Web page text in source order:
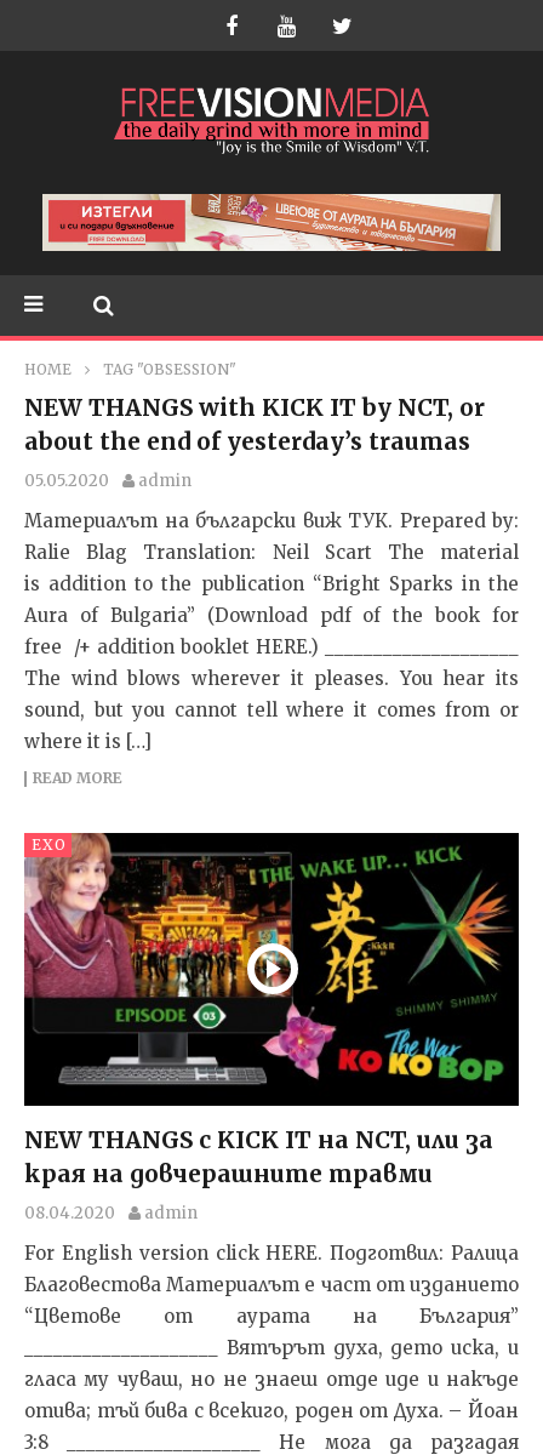
HOME TAG "OBSESSION"
NEW THANGS with KICK IT by NCT, or
about the end of yesterday’s traumas
05.05.2020 admin
Материалът на български виж ТУК. Prepared by:
Ralie Blag Translation: Neil Scart The material
is addition to the publication “Bright Sparks in the
Aura of Bulgaria” (Download pdf of the book for
free /+ addition booklet HERE.) ____________________
The wind blows wherever it pleases. You hear its
sound, but you cannot tell where it comes from or
where it is […]
READ MORE
EXO
NEW THANGS с KICK IT на NCT, или за
края на довчерашните травми
08.04.2020 admin
For English version click HERE. Подготвил: Ралица
Благовестова Материалът е част от изданието
“Цветове от аурата на България”
____________________ Вятърът духа, дето иска, и
гласа му чуваш, но не знаеш отде иде и накъде
отива; тъй бива с всекиго, роден от Духа. – Йоан
3:8 ____________________ Не мога да разгадая